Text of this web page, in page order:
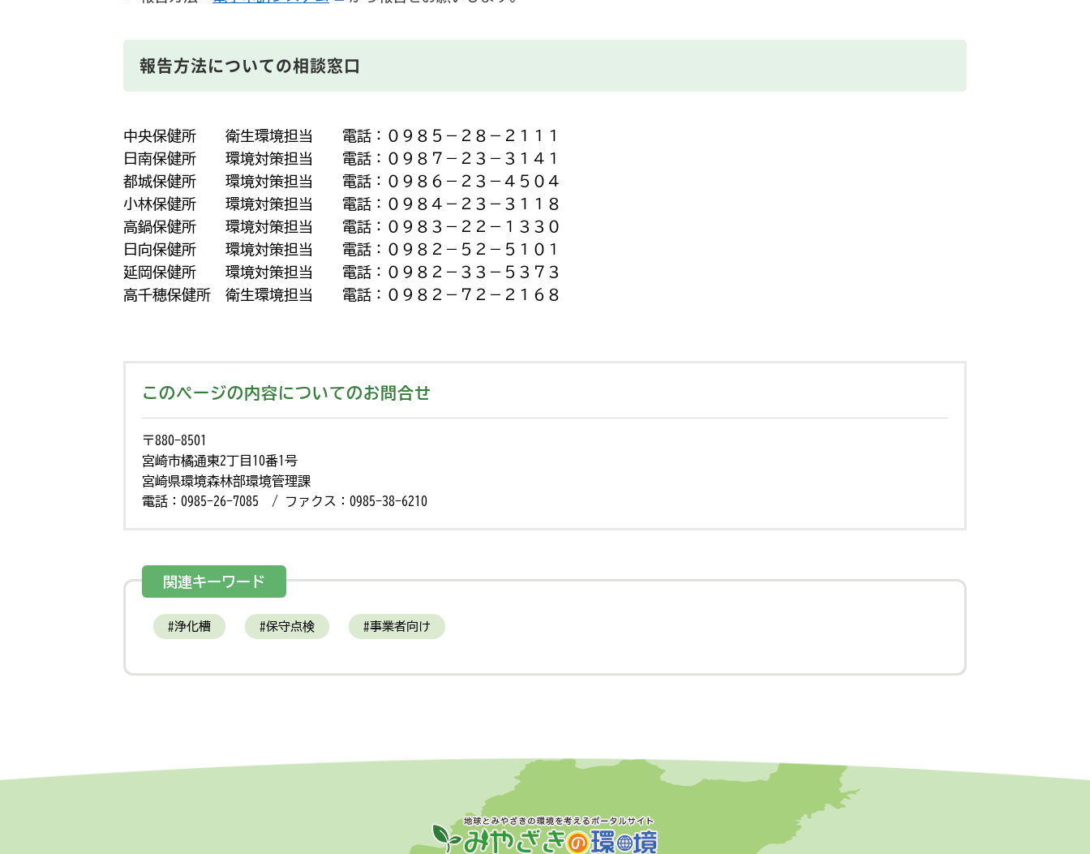
報告方法についての相談窓口
中央保健所 衛生環境担当 電話：０９８５－２８－２１１１
日南保健所 環境対策担当 電話：０９８７－２３－３１４１
都城保健所 環境対策担当 電話：０９８６－２３－４５０４
小林保健所 環境対策担当 電話：０９８４－２３－３１１８
高鍋保健所 環境対策担当 電話：０９８３－２２－１３３０
日向保健所 環境対策担当 電話：０９８２－５２－５１０１
延岡保健所 環境対策担当 電話：０９８２－３３－５３７３
高千穂保健所 衛生環境担当 電話：０９８２－７２－２１６８
このページの内容についてのお問合せ
〒880-8501
宮崎市橘通東2丁目10番1号
宮崎県環境森林部環境管理課
電話：0985-26-7085 / ファクス：0985-38-6210
関連キーワード
浄化槽 保守点検 事業者向け